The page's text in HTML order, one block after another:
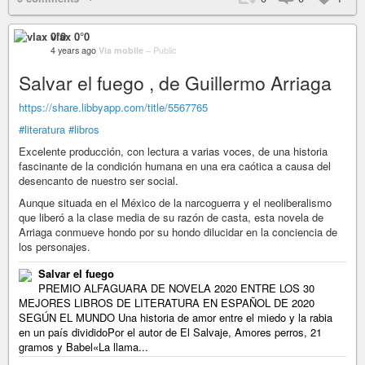
vlax 0°0
4 years ago Via mobile – Public
Salvar el fuego , de Guillermo Arriaga
https://share.libbyapp.com/title/5567765
#literatura #libros
Excelente producción, con lectura a varias voces, de una historia
fascinante de la condición humana en una era caótica a causa del
desencanto de nuestro ser social.
Aunque situada en el México de la narcoguerra y el neoliberalismo
que liberó a la clase media de su razón de casta, esta novela de
Arriaga conmueve hondo por su hondo dilucidar en la conciencia de
los personajes.
Salvar el fuego
PREMIO ALFAGUARA DE NOVELA 2020 ENTRE LOS 30
MEJORES LIBROS DE LITERATURA EN ESPAÑOL DE 2020
SEGÚN EL MUNDO Una historia de amor entre el miedo y la rabia
en un país divididoPor el autor de El Salvaje, Amores perros, 21
gramos y Babel«La llama...